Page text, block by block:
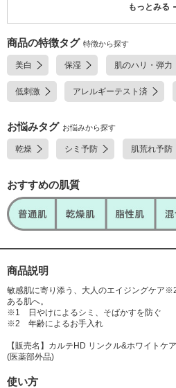
チルドデシル)、トリ2-エチルヘキサン酸
コール、ワセリン、流動パラフィン、ポ
セリン、L-テアニン、N-アセチル-L-ヒド
ール、d-δ-トコフェロール、グリコーゲン
ルキル共重合体、イソステアリン酸、エデ
ビニルポリマー、グリセリル-N-(2-メタク
ート・メタクリル酸ステアリル共重合体、
キシエチレン硬化ヒマシ油、マカデミアナ
モノステアリン酸ポリエチレングリコール
ン、植物性スクワラン、水酸化ナトリウム
もっとみる
商品の特徴タグ 特徴から探す
美白 保湿 肌のハリ・弾力
低刺激 アレルギーテスト済
お悩みタグ お悩みから探す
乾燥 シミ予防 肌荒れ予防
おすすめの肌質
商品説明
敏感肌に寄り添う、大人のエイジングケア
ある肌へ。
※1 日やけによるシミ、そばかすを防ぐ
※2 年齢によるお手入れ
【販売名】カルテHD リンクル&ホワイトケ
(医薬部外品)
使い方